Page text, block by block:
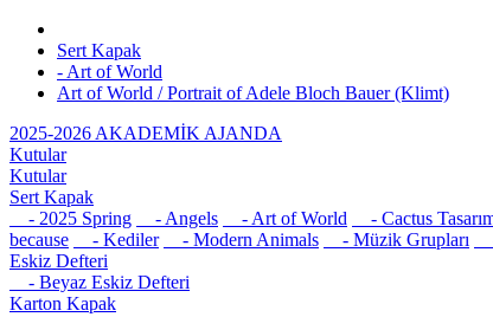
Sert Kapak
- Art of World
Art of World / Portrait of Adele Bloch Bauer (Klimt)
2025-2026 AKADEMİK AJANDA
Kutular
Kutular
Sert Kapak
- 2025 Spring
- Angels - Art of World - Cactus
because
- Kediler - Modern Animals - Müzik Grupları
Eskiz Defteri
- Beyaz Eskiz Defteri
Karton Kapak